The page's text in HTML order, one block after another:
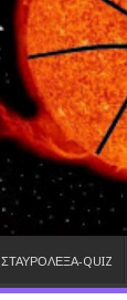
ΣΤΑΥΡΟΛΕΞΑ-QUIZ